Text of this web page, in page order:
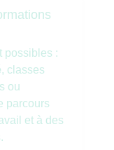
possibles :
, classes
ou
parcours
et à des